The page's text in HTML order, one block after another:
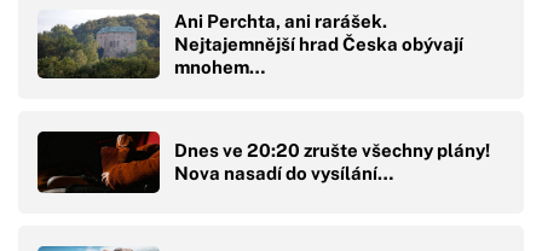
Ani Perchta, ani rarášek.
Nejtajemnější hrad Česka obývají
mnohem…
Dnes ve 20:20 zrušte všechny plány!
Nova nasadí do vysílání…